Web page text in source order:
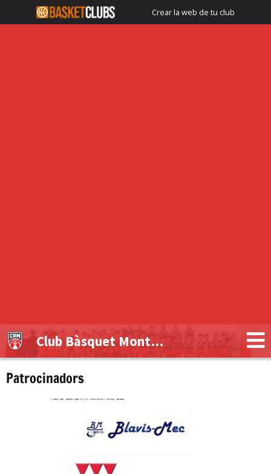
Crear la web de tu club
Club Bàsquet Montblanc
Patrocinadors